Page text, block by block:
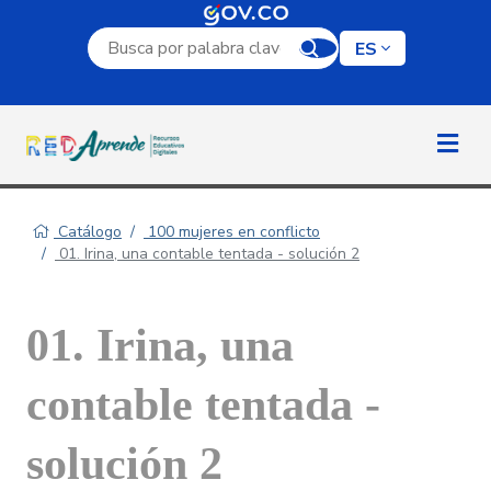
Campo de búsqueda por palabra clave
ES
Catálogo
100 mujeres en conflicto
01. Irina, una contable tentada - solución 2
01. Irina, una
contable tentada -
solución 2